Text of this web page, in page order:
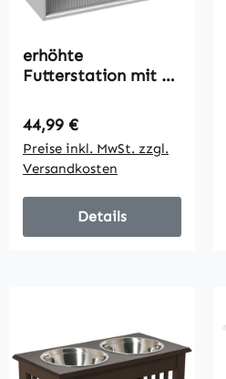
erhöhte
Futterstation mit 2
MDF, Edelstahl,
Knochenmuster,
Grau
Regulärer Preis:
44,99 €
Preise inkl. MwSt. zzgl.
Versandkosten
Details